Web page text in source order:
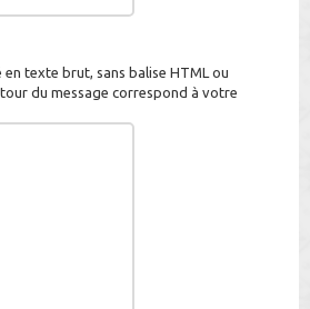
en texte brut, sans balise HTML ou
du message correspond à votre